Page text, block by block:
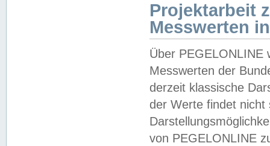
Projektarbeit
Messwerten
Über PEGELONLINE
Messwerten der
derzeit klassische
der Werte findet
von PEGELONLINE